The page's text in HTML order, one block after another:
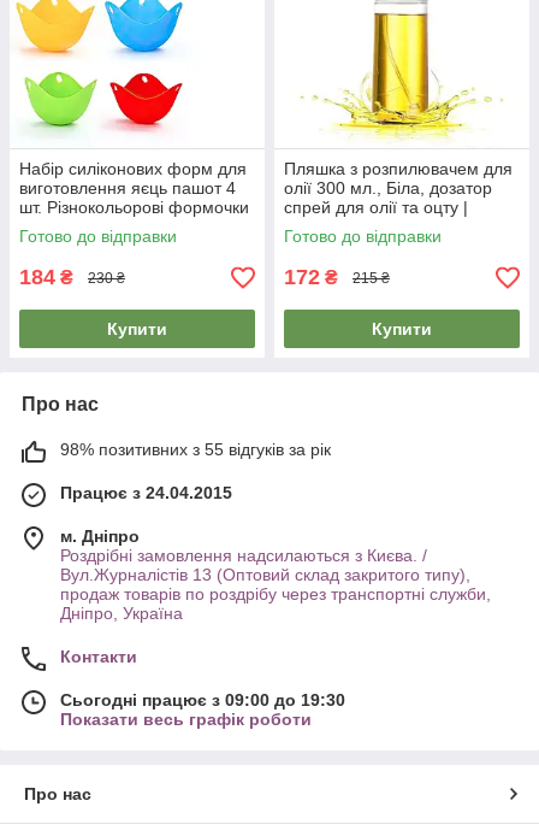
Набір силіконових форм для
виготовлення яєць пашот 4
шт. Різнокольорові формочки
для яєць пашот
Готово до відправки
184 ₴ 230 ₴
Купити
Пляшка з розпилювачем для
олії 300 мл., Біла, дозатор
спрей для олії та оцту |
бутылочка для масла
Готово до відправки
172 ₴ 215 ₴
Купити
Про нас
98% позитивних з 55 відгуків за рік
Працює з 24.04.2015
м. Дніпро
Роздрібні замовлення надсилаються з Києва. /
Вул.Журналістів 13 (Оптовий склад закритого типу),
продаж товарів по роздрібу через транспортні служби,
Дніпро, Україна
Контакти
Сьогодні працює з 09:00 до 19:30
Показати весь графік роботи
Про нас